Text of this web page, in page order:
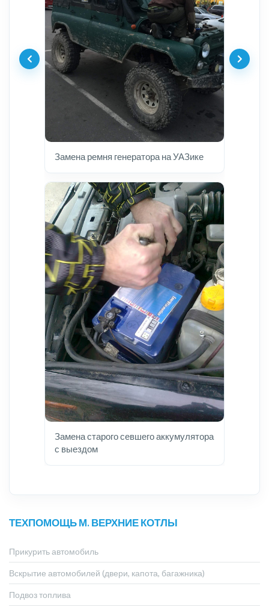
Замена ремня генератора на УАЗике
Замена старого севшего аккумулятора
с выездом
ТЕХПОМОЩЬ М. ВЕРХНИЕ КОТЛЫ
Прикурить автомобиль
Вскрытие автомобилей (двери, капота, багажника)
Подвоз топлива